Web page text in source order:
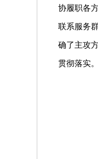
协履职各
联系服务
确了主攻
贯彻落实